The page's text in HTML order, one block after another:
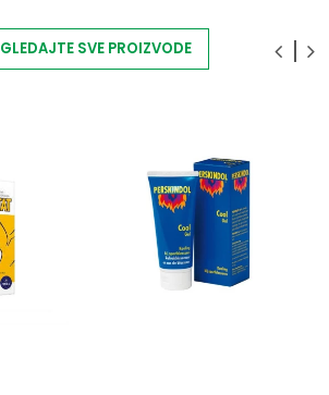
SVE PROIZVODE